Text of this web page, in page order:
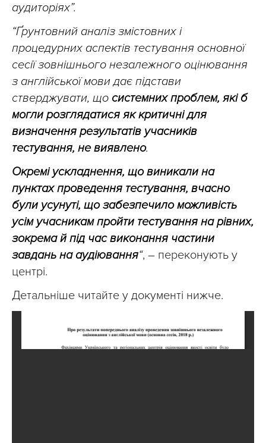
аудиторіях”.
“Ґрунтовний аналіз змістовних і
процедурних аспектів тестування основної
сесії зовнішнього незалежного оцінювання
з англійської мови дає підстави
стверджувати, що системних проблем, які б
могли розглядатися як критичні для
визначення результатів учасників
тестування, не виявлено.
Окремі ускладнення, що виникали на
пунктах проведення тестування, вчасно
були усунуті, що забезпечило можливість
усім учасникам пройти тестування на рівних,
зокрема й під час виконання частини
завдань на аудіювання“, – переконують у
центрі.
Детальніше читайте у документі нижче.